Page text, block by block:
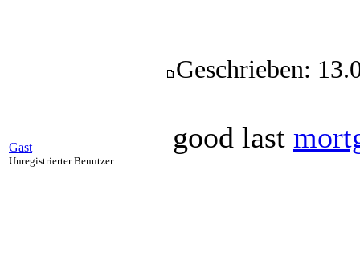
Gast
Unregistrierter Benutzer
Geschrieben:
good last